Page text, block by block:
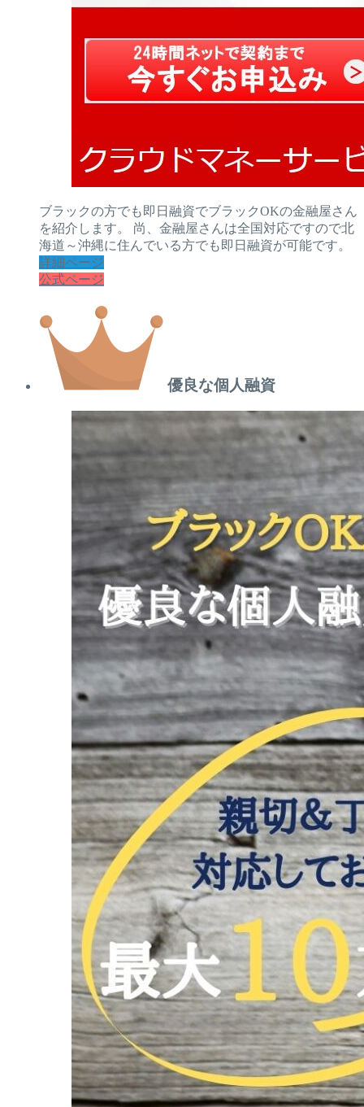
ブラックの方でも即日融資でブラックOKの金融屋さん
を紹介します。 尚、金融屋さんは全国対応ですので北
海道～沖縄に住んでいる方でも即日融資が可能です。
詳細ページ
公式ページ
優良な個人融資